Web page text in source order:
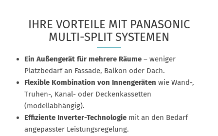
IHRE VORTEILE MIT PANASONIC
MULTI-SPLIT SYSTEMEN
Ein Außengerät für mehrere Räume – weniger
Platzbedarf an Fassade, Balkon oder Dach.
Flexible Kombination von Innengeräten wie Wand-,
Truhen-, Kanal- oder Deckenkassetten
(modellabhängig).
Effiziente Inverter-Technologie mit an den Bedarf
angepasster Leistungsregelung.